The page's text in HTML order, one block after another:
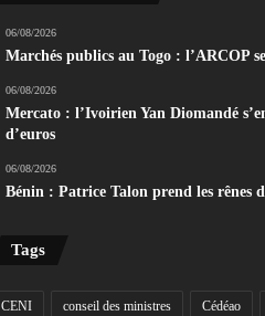
06/08/2026
Marchés publics au Togo : l’ARCOP
06/08/2026
Mercato : l’Ivoirien Yan Diomandé
d’euros
06/08/2026
Bénin : Patrice Talon prend les rênes
Tags
CENI conseil des ministres Cédéao